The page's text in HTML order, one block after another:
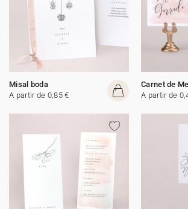
Misal boda
A partir de 0,85 €
Carnet de
A partir de